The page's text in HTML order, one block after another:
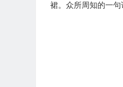
裙。众所周知的一